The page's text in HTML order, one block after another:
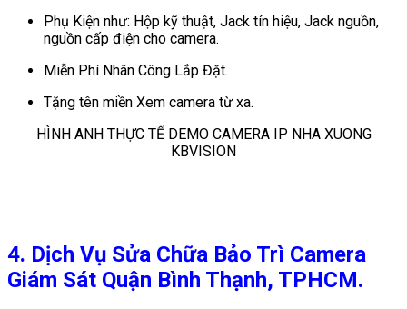
Phụ Kiện như: Hộp kỹ thuật, Jack tín hiệu, Jack nguồn,
nguồn cấp điện cho camera.
Miễn Phí Nhân Công Lắp Đặt.
Tặng tên miền Xem camera từ xa.
HÌNH ANH THỰC TẾ DEMO CAMERA IP NHA XUONG
KBVISION
4. Dịch Vụ Sửa Chữa Bảo Trì Camera
Giám Sát Quận Bình Thạnh, TPHCM.